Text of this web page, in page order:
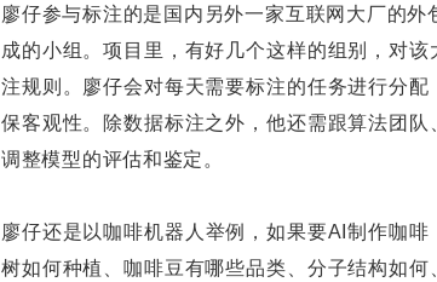
廖仔参与标注的是国内另外一家互联网大厂的
成的小组。项目里，有好几个这样的组别，对
注规则。廖仔会对每天需要标注的任务进行分
保客观性。除数据标注之外，他还需跟算法团
调整模型的评估和鉴定。
廖仔还是以咖啡机器人举例，如果要AI制作咖
树如何种植、咖啡豆有哪些品类、分子结构如